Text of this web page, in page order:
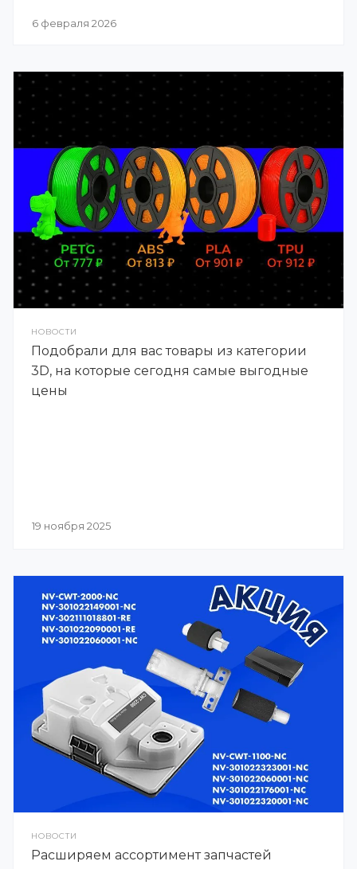
6 февраля 2026
НОВОСТИ
Подобрали для вас товары из категории
3D, на которые сегодня самые выгодные
цены
19 ноября 2025
НОВОСТИ
Расширяем ассортимент запчастей